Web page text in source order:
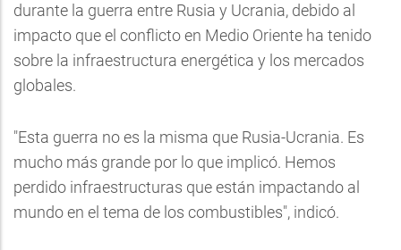
durante la guerra entre Rusia y Ucrania, debido al
impacto que el conflicto en Medio Oriente ha tenido
sobre la infraestructura energética y los mercados
globales.
"Esta guerra no es la misma que Rusia-Ucrania. Es
mucho más grande por lo que implicó. Hemos
perdido infraestructuras que están impactando al
mundo en el tema de los combustibles", indicó.